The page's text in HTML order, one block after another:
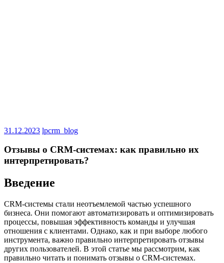
31.12.2023 lpcrm_blog
Отзывы о CRM-системах: как правильно их
интерпретировать?
Введение
CRM-системы стали неотъемлемой частью успешного
бизнеса. Они помогают автоматизировать и оптимизировать
процессы, повышая эффективность команды и улучшая
отношения с клиентами. Однако, как и при выборе любого
инструмента, важно правильно интерпретировать отзывы
других пользователей. В этой статье мы рассмотрим, как
правильно читать и понимать отзывы о CRM-системах.